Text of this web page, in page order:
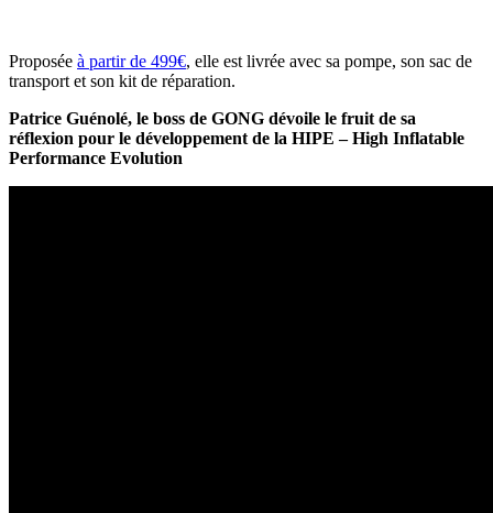
Proposée à partir de 499€, elle est livrée avec sa pompe, son sac de
transport et son kit de réparation.
Patrice Guénolé, le boss de GONG dévoile le fruit de sa
réflexion pour le développement de la HIPE – High Inflatable
Performance Evolution